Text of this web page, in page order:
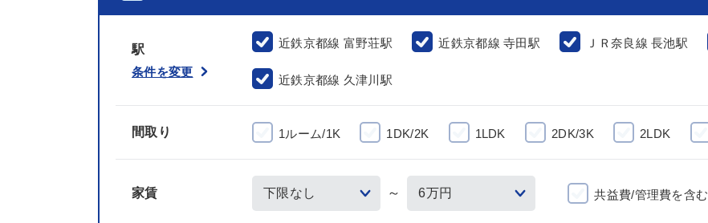
駅
条件を変更
近鉄京都線 富野荘駅 近鉄京都線 寺田駅 ＪＲ奈良線 長池駅
近鉄京都線 久津川駅
間取り 1ルーム/1K 1DK/2K 1LDK 2DK/3K 2LDK
家賃 ～ 共益費/管理費を含む